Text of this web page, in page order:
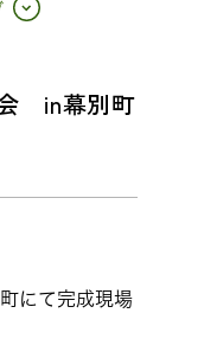
in幕別町
にて完成現場